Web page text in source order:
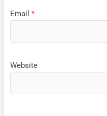
Email *
Website